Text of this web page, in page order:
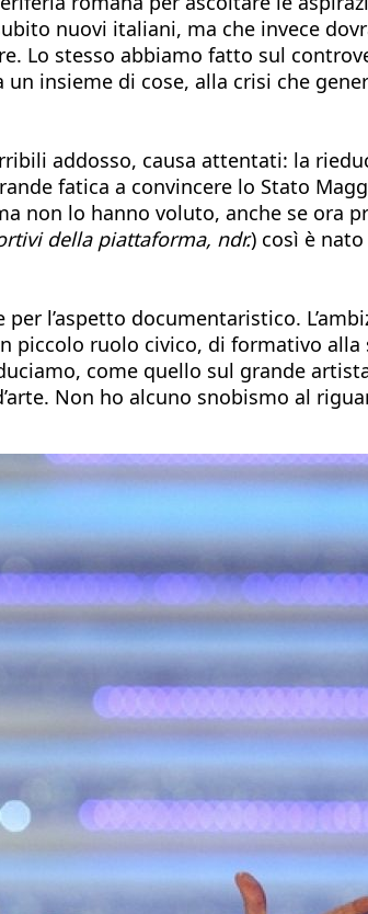
nuovi italiani, ma che invece
Lo stesso abbiamo fatto sul
insieme di cose, alla crisi che
addosso, causa attentati: la
fatica a convincere lo Stato
non lo hanno voluto, anche se ora
della piattaforma, ndr.) così è
l’aspetto documentaristico.
ruolo civico, di formativo alla
come quello sul grande
Non ho alcuno snobismo al